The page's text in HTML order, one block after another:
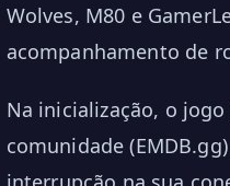
Wolves, M80 e
acompanhamento de
Na inicialização, o
comunidade